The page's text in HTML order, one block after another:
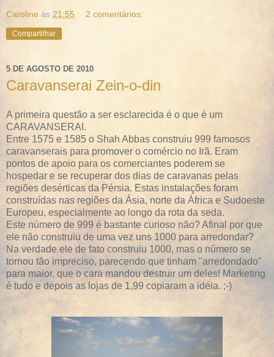
Caroline às 21:55 2 comentários:
Compartilhar
5 DE AGOSTO DE 2010
Caravanserai Zein-o-din
A primeira questão a ser esclarecida é o que é um
CARAVANSERAI.
Entre 1575 e 1585 o Shah Abbas construiu 999 famosos
caravanserais para promover o comércio no Irã. Eram
pontos de apoio para os comerciantes poderem se
hospedar e se recuperar dos dias de caravanas pelas
regiões desérticas da Pérsia. Estas instalações foram
construídas nas regiões da Ásia, norte da África e Sudoeste
Europeu, especialmente ao longo da rota da seda.
Este número de 999 é bastante curioso não? Afinal por que
ele não construiu de uma vez uns 1000 para arredondar?
Na verdade ele de fato construiu 1000, mas o número se
tornou tão impreciso, parecendo que tinham "arredondado"
para maior, que o cara mandou destruir um deles! Marketing
é tudo e depois as lojas de 1,99 copiaram a idéia. ;-)